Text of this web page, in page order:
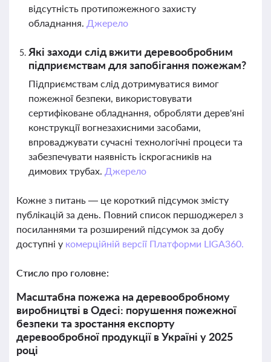
відсутність протипожежного захисту
обладнання. Джерело
Які заходи слід вжити деревообробним
підприємствам для запобігання пожежам?
Підприємствам слід дотримуватися вимог
пожежної безпеки, використовувати
сертифіковане обладнання, обробляти дерев'яні
конструкції вогнезахисними засобами,
впроваджувати сучасні технологічні процеси та
забезпечувати наявність іскрогасників на
димових трубах. Джерело
Кожне з питань — це короткий підсумок змісту
публікацій за день. Повний список першоджерел з
посиланнями та розширений підсумок за добу
доступні у комерційній версії Платформи LIGA360.
Стисло про головне:
Масштабна пожежа на деревообробному
виробництві в Одесі: порушення пожежної
безпеки та зростання експорту
деревообробної продукції в Україні у 2025
році